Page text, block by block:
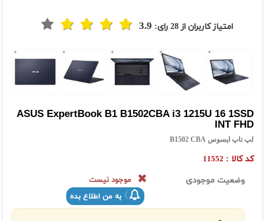
امتیاز کاربران از28 رای: 3.9
ASUS ExpertBook B1 B1502CBA i3 1215U 16 1SSD
INT FHD
لپ تاپ ایسوس B1502 CBA
کد کالا : 11552
وضعیت موجودی
موجود نیست
به من اطلاع بده